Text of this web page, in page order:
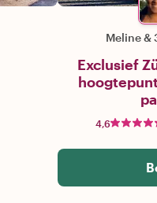
Meline&
Exclusief
4,6